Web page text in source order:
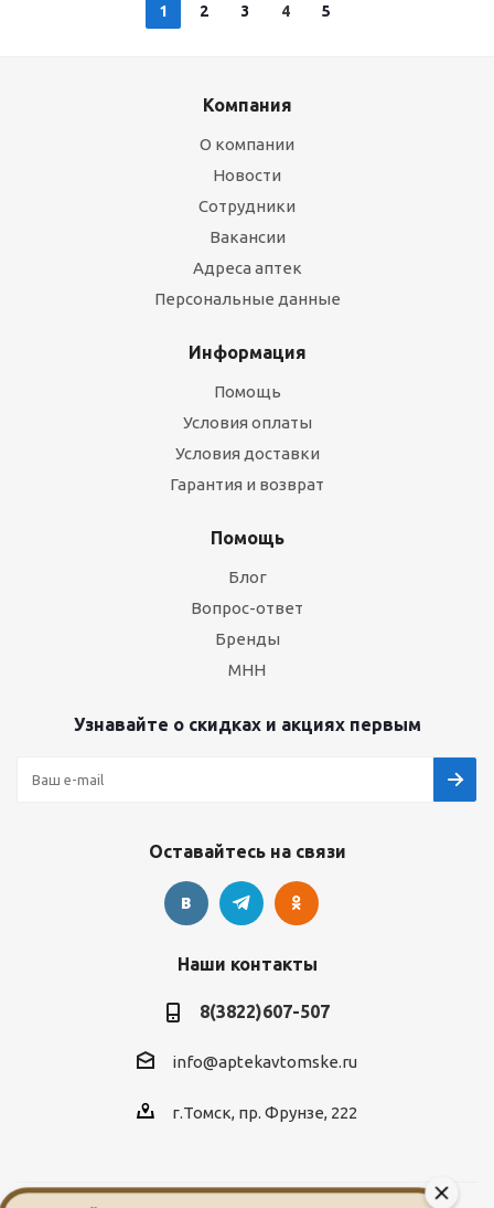
1 2 3 4 5
Компания
О компании
Новости
Сотрудники
Вакансии
Адреса аптек
Персональные данные
Информация
Помощь
Условия оплаты
Условия доставки
Гарантия и возврат
Помощь
Блог
Вопрос-ответ
Бренды
МНН
Узнавайте о скидках и акциях первым
Оставайтесь на связи
Наши контакты
8(3822)607-507
info@aptekavtomske.ru
г.Томск, пр. Фрунзе, 222